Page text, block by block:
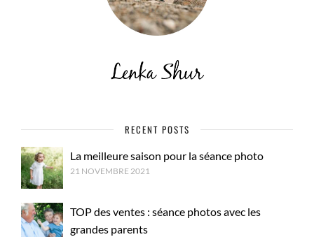
RECENT POSTS
La meilleure saison pour la séance photo
21 NOVEMBRE 2021
TOP des ventes : séance photos avec les
grandes parents